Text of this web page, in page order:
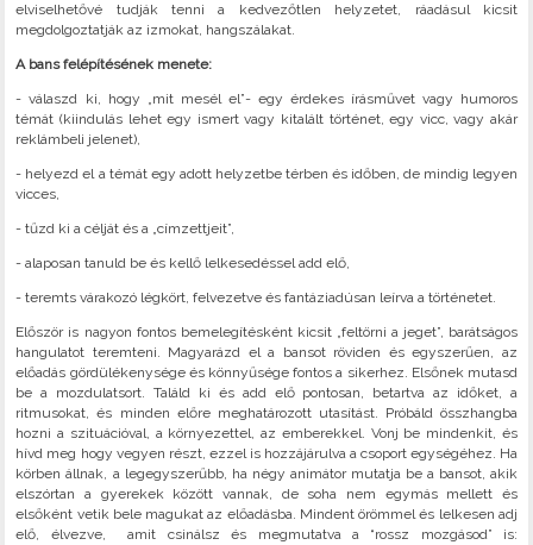
elviselhetővé tudják tenni a kedvezőtlen helyzetet, ráadásul kicsit
megdolgoztatják az izmokat, hangszálakat.
A bans felépítésének menete:
- válaszd ki, hogy „mit mesél el”- egy érdekes írásművet vagy humoros
témát (kiindulás lehet egy ismert vagy kitalált történet, egy vicc, vagy akár
reklámbeli jelenet),
- helyezd el a témát egy adott helyzetbe térben és időben, de mindig legyen
vicces,
- tűzd ki a célját és a „címzettjeit”,
- alaposan tanuld be és kellő lelkesedéssel add elő,
- teremts várakozó légkört, felvezetve és fantáziadúsan leírva a történetet.
Először is nagyon fontos bemelegítésként kicsit „feltörni a jeget”, barátságos
hangulatot teremteni. Magyarázd el a bansot röviden és egyszerűen, az
előadás gördülékenysége és könnyűsége fontos a sikerhez. Elsőnek mutasd
be a mozdulatsort. Találd ki és add elő pontosan, betartva az időket, a
ritmusokat, és minden előre meghatározott utasítást. Próbáld összhangba
hozni a szituációval, a környezettel, az emberekkel. Vonj be mindenkit, és
hívd meg hogy vegyen részt, ezzel is hozzájárulva a csoport egységéhez. Ha
körben állnak, a legegyszerűbb, ha négy animátor mutatja be a bansot, akik
elszórtan a gyerekek között vannak, de soha nem egymás mellett és
elsőként vetik bele magukat az előadásba. Mindent örömmel és lelkesen adj
elő, élvezve, amit csinálsz és megmutatva a “rossz mozgásod” is: